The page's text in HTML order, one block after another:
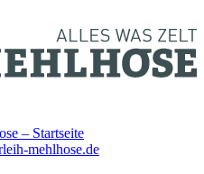
– Startseite
mehlhose.de